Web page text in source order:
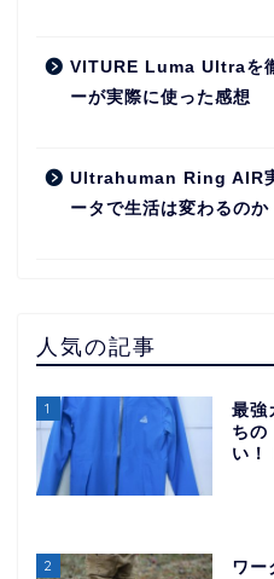
VITURE Luma Ultraを
ーが実際に使った感想
Ultrahuman Ring AIR
ータで生活は変わるのか
人気の記事
1
最強
ちの
い！
2
ワー